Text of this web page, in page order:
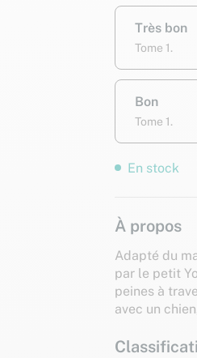
Très bon
Tome 1.
Bon
Tome 1.
En stock
À propos
Adapté du
par le petit
peines à
avec un